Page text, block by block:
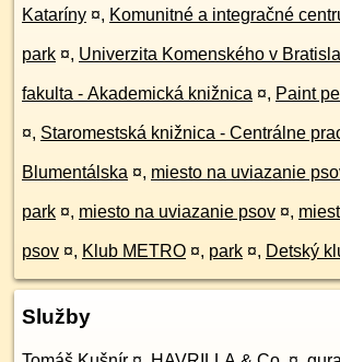
Kataríny ¤, Komunitné a integračné
park ¤, Univerzita Komenského v
fakulta - Akademická knižnica ¤, Paint
¤, Staromestská knižnica - Centrálne
Blumentálska ¤, miesto na uviazanie
park ¤, miesto na uviazanie psov ¤,
psov ¤, Klub METRO ¤, park ¤, Detský
Služby